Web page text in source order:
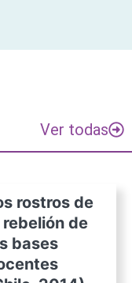
Ver todas
rostros de
rebelión de
bases